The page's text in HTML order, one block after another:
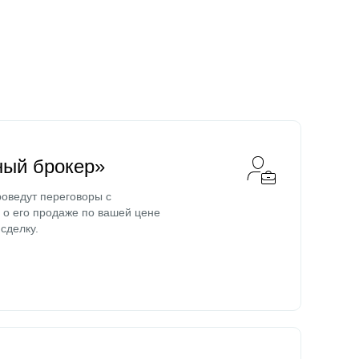
брокер»
переговоры с
его продаже по вашей цене